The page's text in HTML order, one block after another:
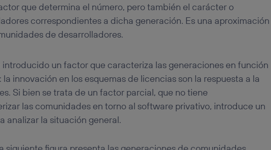
que determina el número, pero también el carácter o
correspondientes a dicha generación. Es una aproximación
de desarrolladores.
introducido un factor que caracteriza las generaciones en función
la innovación en los esquemas de licencias son la respuesta a la
Si bien se trata de un factor parcial, que no tiene
las comunidades en torno al software privativo, introduce un
analizar la situación general.